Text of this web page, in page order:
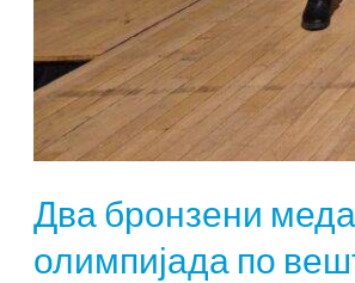
Два бронзени
олимпијада по